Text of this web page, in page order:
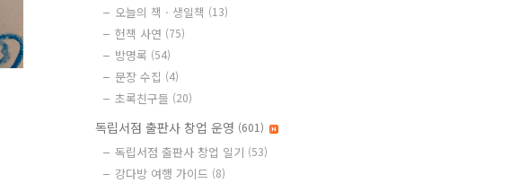
오늘의 책 · 생일책 (13)
헌책 사연 (75)
방명록 (54)
문장 수집 (4)
초록친구들 (20)
독립서점 출판사 창업 운영 (601)
독립서점 출판사 창업 일기 (53)
강다방 여행 가이드 (8)